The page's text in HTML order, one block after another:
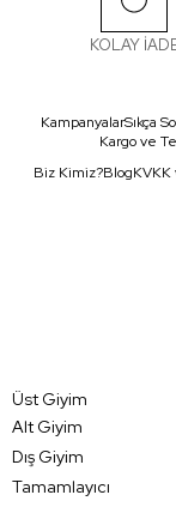
KOLAY
KampanyalarSıkça
Kargo ve
Biz Kimiz?Blog
Üst Giyim
Alt Giyim
Dış Giyim
Tamamlayıcı